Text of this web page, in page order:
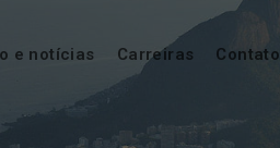
e notícias Carreiras Contato